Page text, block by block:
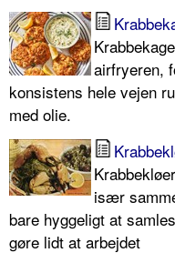
airfryeren,
konsistens hele vejen
med olie.
især
bare hyggeligt at
gøre lidt at arbejdet